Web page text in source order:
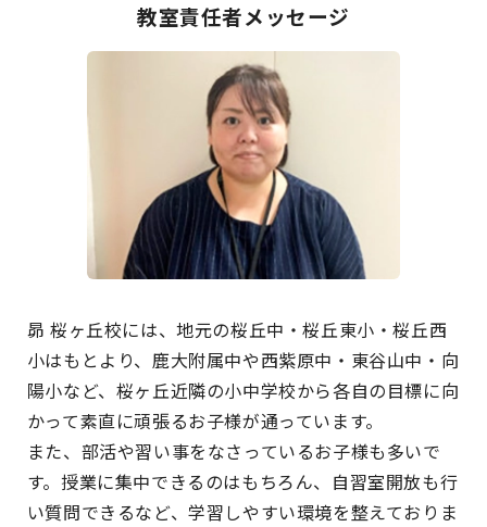
教室責任者メッセージ
昴 桜ヶ丘校には、地元の桜丘中・桜丘東小・桜丘西
小はもとより、鹿大附属中や西紫原中・東谷山中・向
陽小など、桜ヶ丘近隣の小中学校から各自の目標に向
かって素直に頑張るお子様が通っています。
また、部活や習い事をなさっているお子様も多いで
す。授業に集中できるのはもちろん、自習室開放も行
い質問できるなど、学習しやすい環境を整えておりま